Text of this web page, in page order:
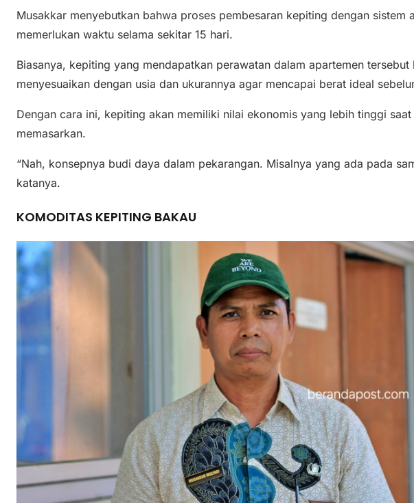
Musakkar menyebutkan bahwa proses pembesaran kepiting dengan sistem
memerlukan waktu selama sekitar 15 hari.
Biasanya, kepiting yang mendapatkan perawatan dalam apartemen tersebut
menyesuaikan dengan usia dan ukurannya agar mencapai berat ideal
Dengan cara ini, kepiting akan memiliki nilai ekonomis yang lebih tinggi
memasarkan.
“Nah, konsepnya budi daya dalam pekarangan. Misalnya yang ada pada
katanya.
KOMODITAS KEPITING BAKAU